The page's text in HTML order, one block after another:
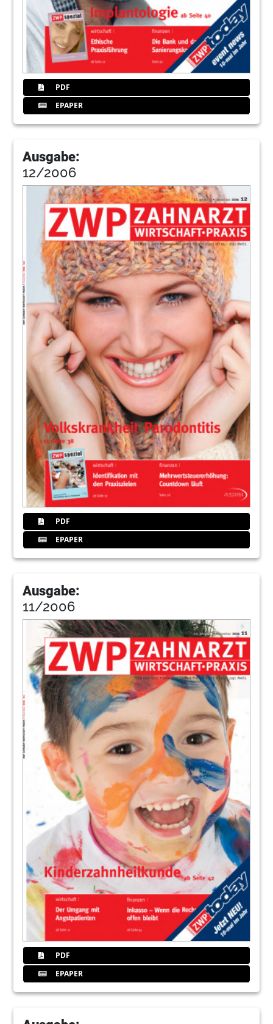
PDF
EPAPER
Ausgabe:
12/2006
PDF
EPAPER
Ausgabe:
11/2006
PDF
EPAPER